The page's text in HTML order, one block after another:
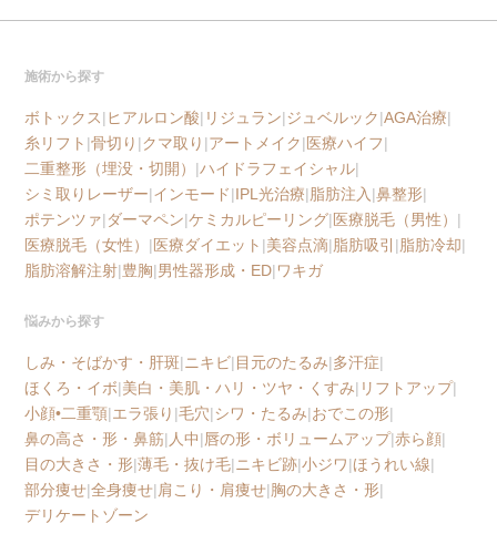
施術から探す
ボトックス|ヒアルロン酸| リジュラン|ジュベルック|AGA治療|
糸リフト |骨切り |クマ取り |アートメイク|医療ハイフ|
二重整形（埋没・切開） |ハイドラフェイシャル|
シミ取りレーザー|インモード|IPL光治療|脂肪注入 |鼻整形|
ポテンツァ|ダーマペン|ケミカルピーリング|医療脱毛（男性） |
医療脱毛（女性） |医療ダイエット |美容点滴|脂肪吸引 |脂肪冷却|
脂肪溶解注射|豊胸|男性器形成・ED|ワキガ
悩みから探す
しみ・そばかす・肝斑| ニキビ|目元のたるみ|多汗症|
ほくろ・イボ|美白・美肌・ハリ・ツヤ・くすみ| リフトアップ|
小顔•二重顎|エラ張り |毛穴|シワ・たるみ|おでこの形|
鼻の高さ・形・鼻筋| 人中|唇の形・ボリュームアップ|赤ら顔|
目の大きさ・形|薄毛・抜け毛| ニキビ跡|小ジワ|ほうれい線|
部分痩せ|全身痩せ|肩こり・肩痩せ|胸の大きさ・形|
デリケートゾーン